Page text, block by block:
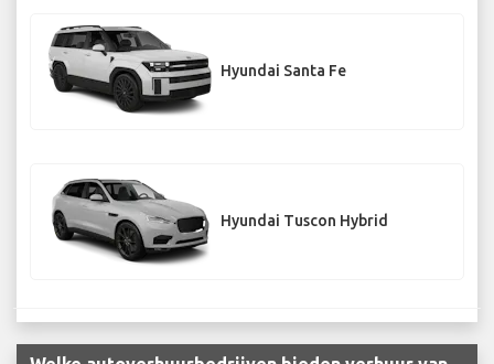
Hyundai Santa Fe
Hyundai Tuscon Hybrid